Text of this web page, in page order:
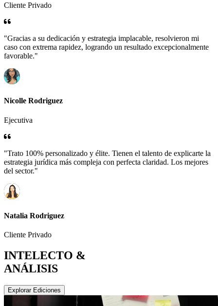
Cliente Privado
"Gracias a su dedicación y estrategia implacable, resolvieron mi
caso con extrema rapidez, logrando un resultado excepcionalmente
favorable."
Nicolle Rodriguez
Ejecutiva
"Trato 100% personalizado y élite. Tienen el talento de explicarte la
estrategia jurídica más compleja con perfecta claridad. Los mejores
del sector."
Natalia Rodriguez
Cliente Privado
INTELECTO &
ANÁLISIS
Explorar Ediciones